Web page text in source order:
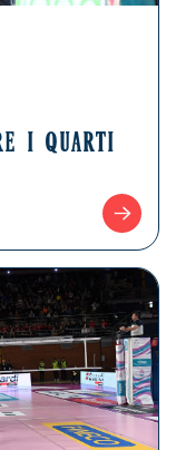
I QUARTI